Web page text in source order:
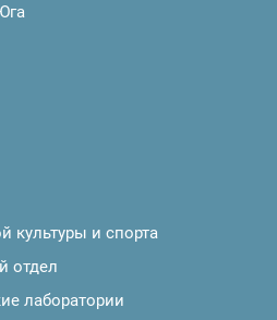
культуры и спорта
отдел
лаборатории